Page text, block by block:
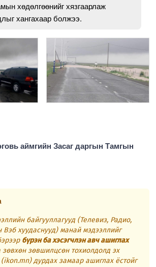
хөдөлгөөнийг хязгаарлаж
хангахаар болжээ.
аймгийн Засаг даргын Тамгын
байгууллагууд (Телевиз, Радио,
Вэб хуудаснууд) манай мэдээллийг
бүрэн ба хэсэгчлэн авч ашиглах
зөвшилцсөн тохиолдолд эх
дурдах замаар ашиглах ёстойг